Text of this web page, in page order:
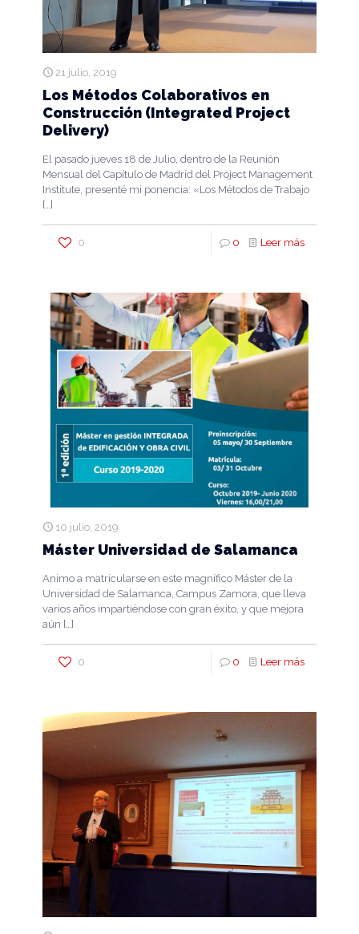
21 julio, 2019
Los Métodos Colaborativos en
Construcción (Integrated Project
Delivery)
El pasado jueves 18 de Julio, dentro de la Reunión
Mensual del Capítulo de Madrid del Project Management
Institute, presenté mi ponencia: «Los Métodos de Trabajo
[…]
0 0 Leer más
10 julio, 2019
Máster Universidad de Salamanca
Animo a matricularse en este magnífico Máster de la
Universidad de Salamanca, Campus Zamora, que lleva
varios años impartiéndose con gran éxito, y que mejora
aún […]
0 0 Leer más